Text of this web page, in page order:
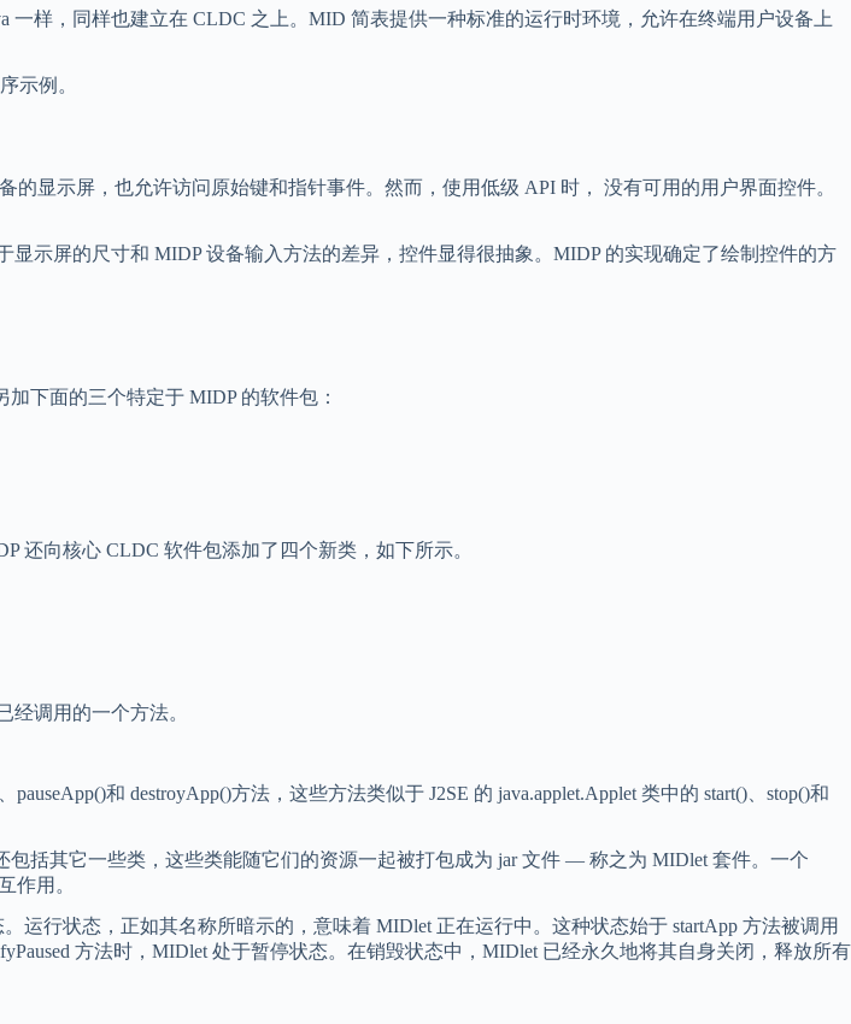
样，同样也建立在 CLDC 之上。MID 简表提供一种标准的运行时环境，允许在终端用户设备上
示例。
显示屏，也允许访问原始键和指针事件。然而，使用低级 API 时， 没有可用的用户界面控件。
示屏的尺寸和 MIDP 设备输入方法的差异，控件显得很抽象。MIDP 的实现确定了绘制控件的方
下面的三个特定于 MIDP 的软件包：
向核心 CLDC 软件包添加了四个新类，如下所示。
经调用的一个方法。
和 destroyApp()方法，这些方法类似于 J2SE 的 java.applet.Applet 类中的 start()、stop()和
括其它一些类，这些类能随它们的资源一起被打包成为 jar 文件 — 称之为 MIDlet 套件。一个
作用。
行状态，正如其名称所暗示的，意味着 MIDlet 正在运行中。这种状态始于 startApp 方法被调用
方法时，MIDlet 处于暂停状态。在销毁状态中，MIDlet 已经永久地将其自身关闭，释放所有